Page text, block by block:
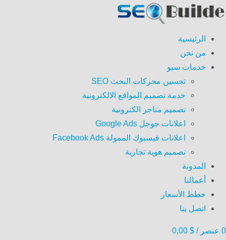
الرئيسية
من نحن
خدمات سيو
تحسين محركات البحث SEO
خدمة تصميم المواقع الالكترونية
تصميم متاجر الكترونية
اعلانات جوجل Google Ads
اعلانات فيسبوك الممولة Facebook Ads
تصميم هوية تجارية
المدونة
أعمالنا
خطط الأسعار
اتصل بنا
0 عنصر /
0,00 $